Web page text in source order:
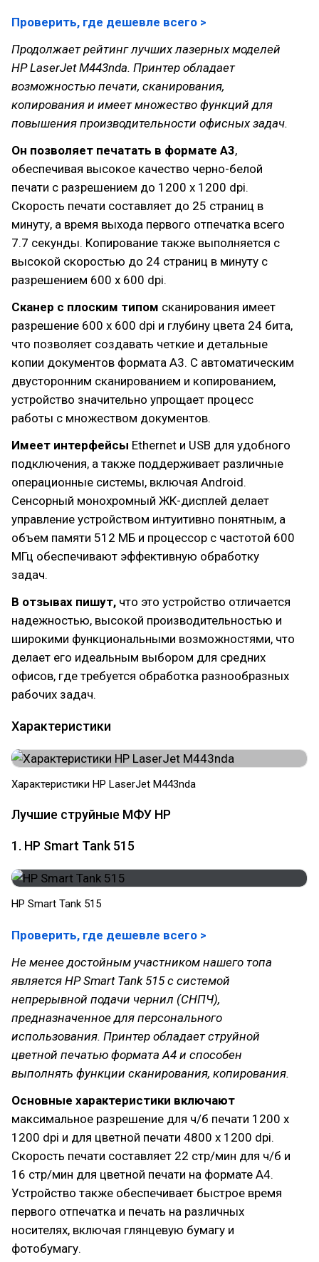
Проверить, где дешевле всего >
Продолжает рейтинг лучших лазерных моделей
HP LaserJet M443nda. Принтер обладает
возможностью печати, сканирования,
копирования и имеет множество функций для
повышения производительности офисных задач.
Он позволяет печатать в формате A3,
обеспечивая высокое качество черно-белой
печати с разрешением до 1200 x 1200 dpi.
Скорость печати составляет до 25 страниц в
минуту, а время выхода первого отпечатка всего
7.7 секунды. Копирование также выполняется с
высокой скоростью до 24 страниц в минуту с
разрешением 600 x 600 dpi.
Сканер с плоским типом сканирования имеет
разрешение 600 x 600 dpi и глубину цвета 24 бита,
что позволяет создавать четкие и детальные
копии документов формата A3. С автоматическим
двусторонним сканированием и копированием,
устройство значительно упрощает процесс
работы с множеством документов.
Имеет интерфейсы Ethernet и USB для удобного
подключения, а также поддерживает различные
операционные системы, включая Android.
Сенсорный монохромный ЖК-дисплей делает
управление устройством интуитивно понятным, а
объем памяти 512 МБ и процессор с частотой 600
МГц обеспечивают эффективную обработку
задач.
В отзывах пишут, что это устройство отличается
надежностью, высокой производительностью и
широкими функциональными возможностями, что
делает его идеальным выбором для средних
офисов, где требуется обработка разнообразных
рабочих задач.
Характеристики
Характеристики HP LaserJet M443nda
Лучшие струйные МФУ HP
1. HP Smart Tank 515
HP Smart Tank 515
Проверить, где дешевле всего >
Не менее достойным участником нашего топа
является HP Smart Tank 515 с системой
непрерывной подачи чернил (СНПЧ),
предназначенное для персонального
использования. Принтер обладает струйной
цветной печатью формата A4 и способен
выполнять функции сканирования, копирования.
Основные характеристики включают
максимальное разрешение для ч/б печати 1200 x
1200 dpi и для цветной печати 4800 x 1200 dpi.
Скорость печати составляет 22 стр/мин для ч/б и
16 стр/мин для цветной печати на формате A4.
Устройство также обеспечивает быстрое время
первого отпечатка и печать на различных
носителях, включая глянцевую бумагу и
фотобумагу.